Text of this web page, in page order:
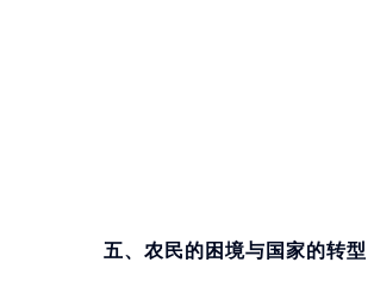
五、农民的困境与国家的转型